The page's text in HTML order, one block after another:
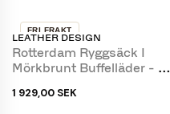
LEATHER DESIGN
Rotterdam Ryggsäck I
Mörkbrunt Buffelläder - Pc
1 929,00 SEK
FRI FRAKT